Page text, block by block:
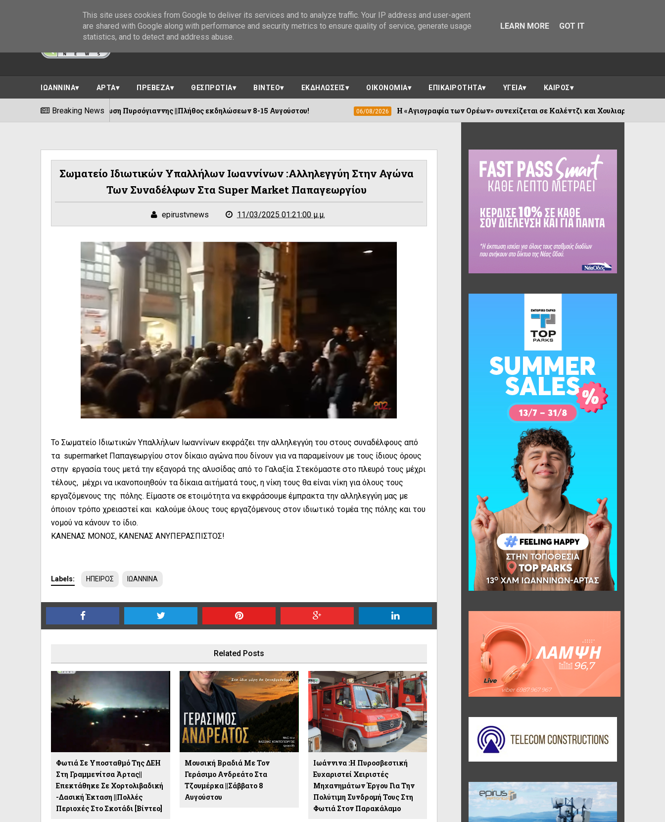
ΙΩΑΝΝΙΝΑ ΑΡΤΑ ΠΡΕΒΕΖΑ ΘΕΣΠΡΩΤΙΑ ΒΙΝΤΕΟ ΕΚΔΗΛΩΣΕΙΣ ΟΙΚΟΝΟΜΙΑ ΕΠΙΚΑΙΡΟΤΗΤΑ ΥΓΕΙΑ ΚΑΙΡΟΣ
Breaking News
Ένωση Πυρσόγιαννης ||Πλήθος εκδηλώσεων 8-15 Αυγούστου! 06/08/2026 Η «Αγιογραφία των Ορέων» συνεχίζεται σε Καλέντζι και Χουλιαράδες
Σωματείο Ιδιωτικών Υπαλλήλων Ιωαννίνων :Αλληλεγγύη Στην Αγώνα
Των Συναδέλφων Στα Super Market Παπαγεωργίου
epirustvnews 11/03/2025 01:21:00 μ.μ.
Το Σωματείο Ιδιωτικών Υπαλλήλων Ιωαννίνων εκφράζει την αλληλεγγύη του στους συναδέλφους από
τα supermarket Παπαγεωργίου στον δίκαιο αγώνα που δίνουν για να παραμείνουν με τους ίδιους όρους
στην εργασία τους μετά την εξαγορά της αλυσίδας από το Γαλαξία. Στεκόμαστε στο πλευρό τους μέχρι
τέλους, μέχρι να ικανοποιηθούν τα δίκαια αιτήματά τους, η νίκη τους θα είναι νίκη για όλους τους
εργαζόμενους της πόλης. Είμαστε σε ετοιμότητα να εκφράσουμε έμπρακτα την αλληλεγγύη μας με
όποιον τρόπο χρειαστεί και καλούμε όλους τους εργαζόμενους στον ιδιωτικό τομέα της πόλης και του
νομού να κάνουν το ίδιο.
ΚΑΝΕΝΑΣ ΜΟΝΟΣ, ΚΑΝΕΝΑΣ ΑΝΥΠΕΡΑΣΠΙΣΤΟΣ!
Labels: ΗΠΕΙΡΟΣ ΙΩΑΝΝΙΝΑ
Related Posts
Φωτιά Σε Υποσταθμό Της ΔΕΗ
Στη Γραμμενίτσα Άρτας||
Επεκτάθηκε Σε Χορτολιβαδική
-δασική Έκταση ||Πολλές
Περιοχές Στο Σκοτάδι [βίντεο]
Μουσική Βραδιά Με Τον
Γεράσιμο Ανδρεάτο Στα
Τζουμέρκα ||Σάββατο 8
Αυγούστου
Ιωάννινα :Η Πυροσβεστική
Ευχαριστεί Χειριστές
Μηχανημάτων Έργου Για Την
Πολύτιμη Συνδρομή Τους Στη
Φωτιά Στον Παρακάλαμο
This site uses cookies from Google to deliver its services and to analyze traffic. Your IP address and user-agent
are shared with Google along with performance and security metrics to ensure quality of service, generate usage
statistics, and to detect and address abuse.
LEARN MORE GOT IT